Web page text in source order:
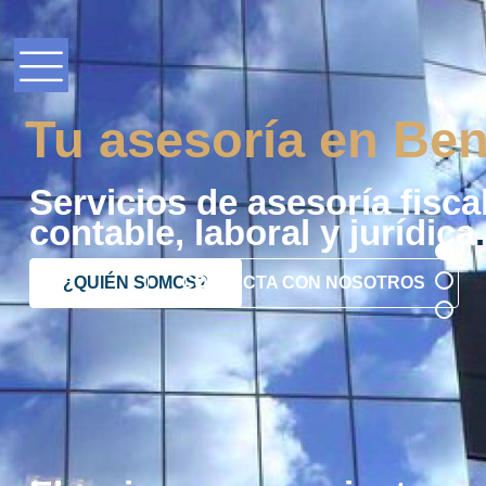
Tu asesoría en
Servicios de asesoría
contable, laboral y jurídica.
¿QUIÉN SOMOS?CONTACTA CON NOSOTROS